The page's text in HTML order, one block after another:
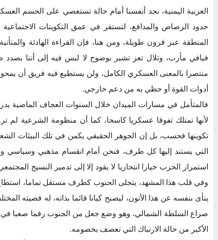
العربية اليمنية، نجد أنفسنا أمام حالة تستعصي على الحسم
حدود الرصاص والمدافع، لتستقر في عمق التكوينات
المنطقة عبر قرون طويلة، ومن هنا، فإن القراءة الهادئة
فيافي مأرب، وتلال تعز تشير بوضوح لا لبس فيه إلى أننا
منتصرا بالمعنى العسكري الكامل، ولن يستطيع فيه فريق أن
أدوات القوة أو حظي به من دعم خارجي.
فالمتأمل في مسارات الميدان خلال السنوات العجاف الماضية
لأنها تمتلك تفوقا عسكريا كاسحا، كما أن منظومة الشرعية
تكوينها فحسب، بل إن الجوهر الحقيقي يكمن في تلك البيئات
التي يستند إليها كل طرف، فنحن أمام انقسام مذهبي
استمرار الحرب خيارا انتحاريا لا يقود إلا إلى تدمير النسيج
وفي قلب هذا المشهد، يتجلى الجنوب كطرف مستقل تماما،
ينأى بنفسه عن هذا الأتون، ليصبح كيانا قائما بذاته، له قضيته
صراع السلطة الشمالي، وهو وضع جعل من الجنوب رقما صعبا في
الأكبر من حالة الارتباك التي تعصف بخصومه.